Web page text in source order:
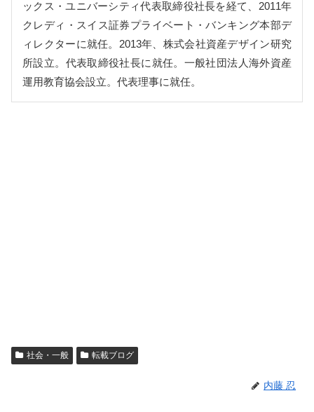
ックス・ユニバーシティ代表取締役社長を経て、2011年
クレディ・スイス証券プライベート・バンキング本部デ
ィレクターに就任。2013年、株式会社資産デザイン研究
所設立。代表取締役社長に就任。一般社団法人海外資産
運用教育協会設立。代表理事に就任。
社会・一般 転載ブログ
内藤 忍